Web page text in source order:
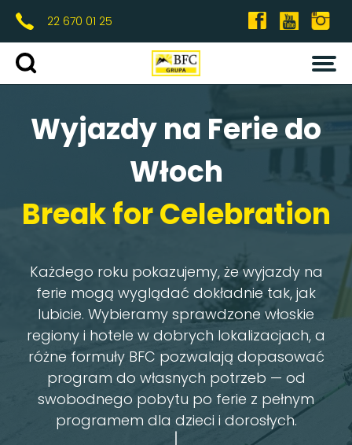
22 670 01 25
OFERTA
ZIMA
MARZEC
KIEDY?
OBOZY
WYJAZDY SZKOLNE
EVENTY FOREST CAMP
HOTEL BFC
SZKOŁA NARCIARSKA
BFC Klub
O NAS
Wybierz termin
Wyjazdy na Ferie do
Włoch
Break for Celebration
Każdego roku pokazujemy, że wyjazdy na
ferie mogą wyglądać dokładnie tak, jak
lubicie. Wybieramy sprawdzone włoskie
regiony i hotele w dobrych lokalizacjach, a
różne formuły BFC pozwalają dopasować
program do własnych potrzeb — od
swobodnego pobytu po ferie z pełnym
programem dla dzieci i dorosłych.